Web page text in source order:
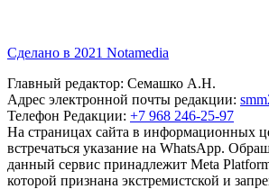
Сделано в 2021 Notamedia
Главный редактор: Семашко А.Н.
Адрес электронной почты редакции:
Телефон Редакции: +7 968 246-25-97
На страницах сайта в информационных
встречаться указание на WhatsApp.
данный сервис принадлежит Meta
которой признана экстремистской и